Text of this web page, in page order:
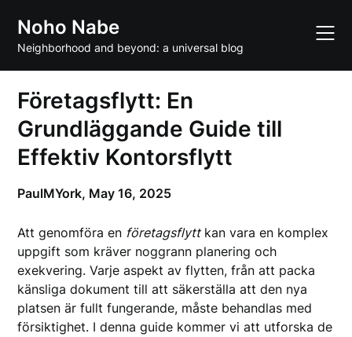
content
Noho Nabe
Neighborhood and beyond: a universal blog
Företagsflytt: En
Grundläggande Guide till
Effektiv Kontorsflytt
PaulMYork, May 16, 2025
Att genomföra en företagsflyttkan vara en komplex
uppgift som kräver noggrann planering och
exekvering. Varje aspekt av flytten, från att packa
känsliga dokument till att säkerställa att den nya
platsen är fullt fungerande, måste behandlas med
försiktighet. I denna guide kommer vi att utforska de